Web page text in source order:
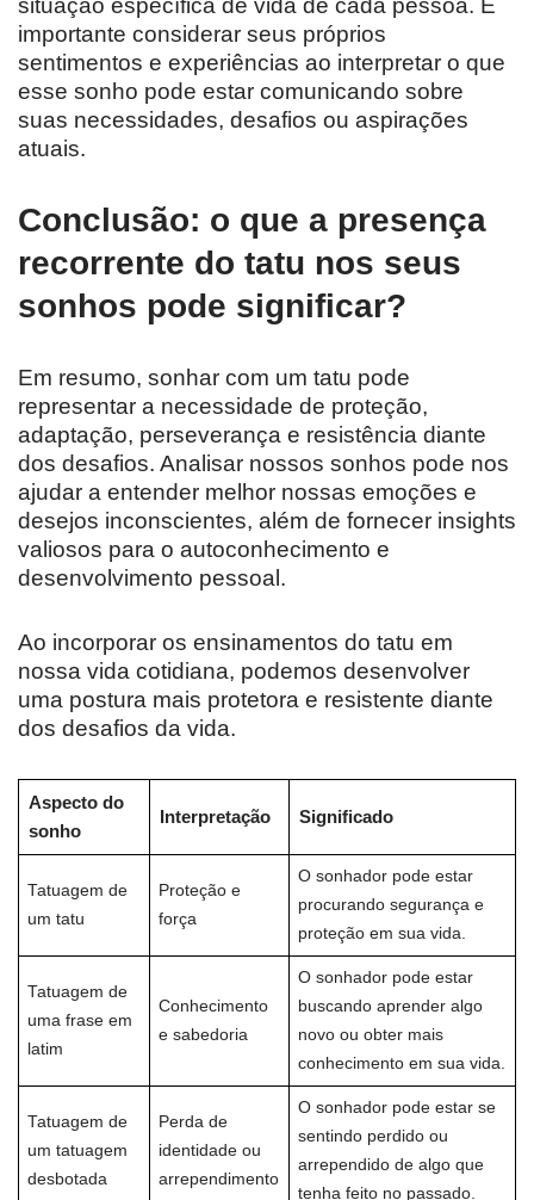
situação específica de vida de cada pessoa. É
importante considerar seus próprios
sentimentos e experiências ao interpretar o que
esse sonho pode estar comunicando sobre
suas necessidades, desafios ou aspirações
atuais.
Conclusão: o que a presença
recorrente do tatu nos seus
sonhos pode significar?
Em resumo, sonhar com um tatu pode
representar a necessidade de proteção,
adaptação, perseverança e resistência diante
dos desafios. Analisar nossos sonhos pode nos
ajudar a entender melhor nossas emoções e
desejos inconscientes, além de fornecer insights
valiosos para o autoconhecimento e
desenvolvimento pessoal.
Ao incorporar os ensinamentos do tatu em
nossa vida cotidiana, podemos desenvolver
uma postura mais protetora e resistente diante
dos desafios da vida.
Aspecto do
sonho
Interpretação Significado
Tatuagem de
um tatu
Proteção e
força
O sonhador pode estar
procurando segurança e
proteção em sua vida.
Tatuagem de
uma frase em
latim
Conhecimento
e sabedoria
O sonhador pode estar
buscando aprender algo
novo ou obter mais
conhecimento em sua vida.
Tatuagem de
um tatuagem
desbotada
Perda de
identidade ou
arrependimento
O sonhador pode estar se
sentindo perdido ou
arrependido de algo que
tenha feito no passado.